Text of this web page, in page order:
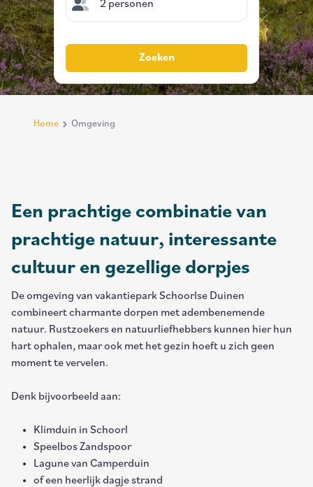
2 personen
Zoeken
Breadcrumb
Home Omgeving
Een prachtige combinatie van
prachtige natuur, interessante
cultuur en gezellige dorpjes
De omgeving van vakantiepark Schoorlse Duinen
combineert charmante dorpen met adembenemende
natuur. Rustzoekers en natuurliefhebbers kunnen hier hun
hart ophalen, maar ook met het gezin hoeft u zich geen
moment te vervelen.
Denk bijvoorbeeld aan:
Klimduin in Schoorl
Speelbos Zandspoor
Lagune van Camperduin
of een heerlijk dagje strand